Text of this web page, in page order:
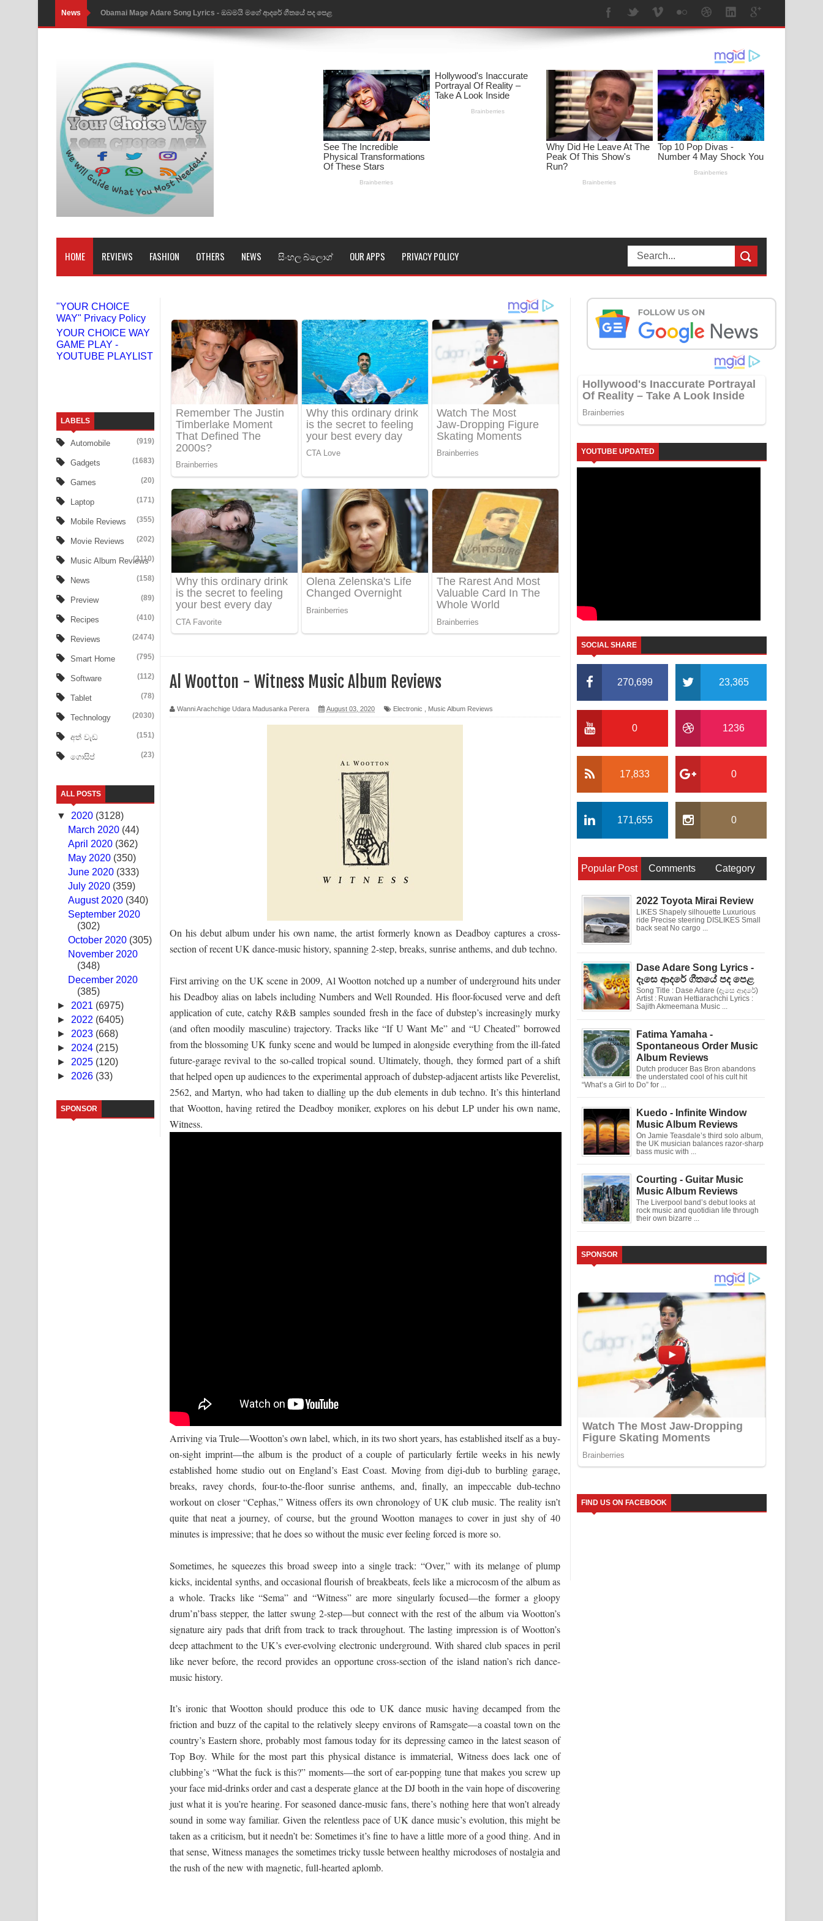
News Obamai Mage Adare Song Lyrics - ඔබමයි මගේ ආදරේ ගීතයේ පද පෙළ
Pansal Gihin Song Lyrics - පන්සල් ගිහිං ගීතයේ පද පෙළ
Ankeliya Song Lyrics - අංකෙළිය ගීතයේ පද පෙළ
DEAR GOD Song Lyrics - ඩියර් ගෝඩ් ගීතයේ පද පෙළ
MANAMALA KATHA Song Lyrics - මනමාල කතා ගීතයේ පද පෙළ
Dai Dai Lyrics - Shakira, Burna Boy | 2026 football world cup song lyrics
Lassana Amma Song Lyrics - ලස්සන අම්මා ගීතයේ පද පෙළ
Gemak Deela Song Lyrics - ගේමක් දීලා ගීතයේ පද පෙළ
Niwuna Numba Hinda Song Lyrics - නිවුනා නුඹ හින්දා ගීතයේ පද පෙළ
Benthara Palame Song Lyrics - බෙන්තර පාලමේ ගීතයේ පද පෙළ
Sanda Babalena Song Lyrics - සඳ බැබලෙන ගීතයේ පද පෙළ
Adare Wadi Nisa Song Lyrics - ආදරේ වැඩි නිසා ගීතයේ පද පෙළ
UNUHUMA Song Lyrics - උණුහුම ගීතයේ පද පෙළ
Katakara Song Lyrics - කටකාර ගීතයේ පද පෙළ
Tharu Yaye Dilena Song Lyrics - තරු යායේ දිලෙනා ගීතයේ පද පෙළ
Ow Man Sosa Song Lyrics - ඔව් මං සෝසා ගීතයේ පද පෙළ
Heavy Weight Song Lyrics
Aye Lanweela Song Lyrics - ආයේ ලංවීලා ගීතයේ පද පෙළ
Ala purannata Song Lyrics - ආල පුරන්නට ගීතයේ පද පෙළ
FEVER DREAM Lyrics - Alex Warren
Apa Hamuwee Song Lyrics - අප හමුවී ගීතයේ පද පෙළ
PATHINIYE Song Lyrics - පතිනියනේ ගීතයේ පද පෙළ
Sorry Sir Song Lyrics - සොරි සර් ගීතයේ පද පෙළ
Mathaka Aluthin Liyanna Song Lyrics - මතක අලුතින් ලියන්න ගීතයේ පද පෙළ
Sandak Awith Song Lyrics - සඳක් ඇවිත් ගීතයේ පද පෙළ
Swetha Sande Song Lyrics - ශ්වේත සඳේ ගීතයේ පද පෙළ
Ma Igili Giya Lyrics - මා ඉගිලී ගියා ගීතයේ පද පෙළ
Ras Balan Song Lyrics - රැස් බලන් ගීතයේ පද පෙළ
Hoda sihiyen Song Lyrics - හොද සිහියෙන් ගීතයේ පද පෙළ
Awanken Song Lyrics - අවංකෙන් ගීතයේ පද පෙළ
Pa Sina Song Lyrics - පෑ සිනා ගීතයේ පද පෙළ
Pemwanthiye Song Lyrics - පෙම්වන්තියේ ගීතයේ පද පෙළ
Manobhawa Song Lyrics - මනෝභව ගීතයේ පද පෙළ
Saddeta Denna Song Lyrics - සද්දෙට දෙන්න ගීතයේ පද පෙළ
Kaalaya Song Lyrics - කාලය ගීතයේ පද පෙළ
Aramuna Song Lyrics - අරමුණ ගීතයේ පද පෙළ
Sandata Duka Hithila Song Lyrics - සඳට දුක හිතිලා ගීතයේ පද පෙළ
Sihina Song Lyrics - සිහින ගීතයේ පද පෙළ
HOME REVIEWS FASHION OTHERS NEWS සිංහල බ්ලොග් OUR APPS PRIVACY POLICY
"YOUR CHOICE
WAY" Privacy Policy
YOUR CHOICE WAY
GAME PLAY -
YOUTUBE PLAYLIST
LABELS
Automobile (919)
Gadgets (1683)
Games (20)
Laptop (171)
Mobile Reviews (355)
Movie Reviews (202)
Music Album Reviews
(3110)
News (158)
Preview (89)
Recipes (410)
Reviews (2474)
Smart Home (795)
Software (112)
Tablet (78)
Technology (2030)
අත් වැඩ (151)
ගොසිප් (23)
ALL POSTS
▼ 2020 (3128)
March 2020 (44)
April 2020 (362)
May 2020 (350)
June 2020 (333)
July 2020 (359)
August 2020 (340)
September 2020
(302)
October 2020 (305)
November 2020
(348)
December 2020
(385)
► 2021 (6975)
► 2022 (6405)
► 2023 (668)
► 2024 (215)
► 2025 (120)
► 2026 (33)
SPONSOR
Al Wootton - Witness Music Album Reviews
Wanni Arachchige Udara Madusanka Perera August 03, 2020 Electronic Music Album Reviews
On his debut album under his own name, the artist formerly known as Deadboy captures a cross-
section of recent UK dance-music history, spanning 2-step, breaks, sunrise anthems, and dub techno.
First arriving on the UK scene in 2009, Al Wootton notched up a number of underground hits under
his Deadboy alias on labels including Numbers and Well Rounded. His floor-focused verve and deft
application of cute, catchy R&B samples sounded fresh in the face of dubstep’s increasingly murky
(and often moodily masculine) trajectory. Tracks like “If U Want Me” and “U Cheated” borrowed
from the blossoming UK funky scene and would be lumped in alongside everything from the ill-fated
future-garage revival to the so-called tropical sound. Ultimately, though, they formed part of a shift
that helped open up audiences to the experimental approach of dubstep-adjacent artists like Peverelist,
2562, and Martyn, who had taken to dialling up the dub elements in dub techno. It’s this hinterland
that Wootton, having retired the Deadboy moniker, explores on his debut LP under his own name,
Witness.
Arriving via Trule—Wootton’s own label, which, in its two short years, has established itself as a buy-
on-sight imprint—the album is the product of a couple of particularly fertile weeks in his newly
established home studio out on England’s East Coast. Moving from digi-dub to burbling garage,
breaks, ravey chords, four-to-the-floor sunrise anthems, and, finally, an impeccable dub-techno
workout on closer “Cephas,” Witness offers its own chronology of UK club music. The reality isn’t
quite that neat a journey, of course, but the ground Wootton manages to cover in just shy of 40
minutes is impressive; that he does so without the music ever feeling forced is more so.
Sometimes, he squeezes this broad sweep into a single track: “Over,” with its melange of plump
kicks, incidental synths, and occasional flourish of breakbeats, feels like a microcosm of the album as
a whole. Tracks like “Sema” and “Witness” are more singularly focused—the former a gloopy
drum’n’bass stepper, the latter swung 2-step—but connect with the rest of the album via Wootton’s
signature airy pads that drift from track to track throughout. The lasting impression is of Wootton’s
deep attachment to the UK’s ever-evolving electronic underground. With shared club spaces in peril
like never before, the record provides an opportune cross-section of the island nation’s rich dance-
music history.
It’s ironic that Wootton should produce this ode to UK dance music having decamped from the
friction and buzz of the capital to the relatively sleepy environs of Ramsgate—a coastal town on the
country’s Eastern shore, probably most famous today for its depressing cameo in the latest season of
Top Boy. While for the most part this physical distance is immaterial, Witness does lack one of
clubbing’s “What the fuck is this?” moments—the sort of ear-popping tune that makes you screw up
your face mid-drinks order and cast a desperate glance at the DJ booth in the vain hope of discovering
just what it is you’re hearing. For seasoned dance-music fans, there’s nothing here that won’t already
sound in some way familiar. Given the relentless pace of UK dance music’s evolution, this might be
taken as a criticism, but it needn’t be: Sometimes it’s fine to have a little more of a good thing. And in
that sense, Witness manages the sometimes tricky tussle between healthy microdoses of nostalgia and
the rush of the new with magnetic, full-hearted aplomb.
YOUTUBE UPDATED
SOCIAL SHARE
270,699 23,365
0 1236
17,833 0
171,655 0
Popular Post Comments Category
2022 Toyota Mirai Review
LIKES Shapely silhouette Luxurious
ride Precise steering DISLIKES Small
back seat No cargo ...
Dase Adare Song Lyrics -
දෑසෙ ආදරේ ගීතයේ පද පෙළ
Song Title : Dase Adare (දෑසෙ ආදරේ)
Artist : Ruwan Hettiarachchi Lyrics :
Sajith Akmeemana Music ...
Fatima Yamaha -
Spontaneous Order Music
Album Reviews
Dutch producer Bas Bron abandons
the understated cool of his cult hit
“What’s a Girl to Do” for ...
Kuedo - Infinite Window
Music Album Reviews
On Jamie Teasdale’s third solo album,
the UK musician balances razor-sharp
bass music with ...
Courting - Guitar Music
Music Album Reviews
The Liverpool band’s debut looks at
rock music and quotidian life through
their own bizarre ...
SPONSOR
FIND US ON FACEBOOK